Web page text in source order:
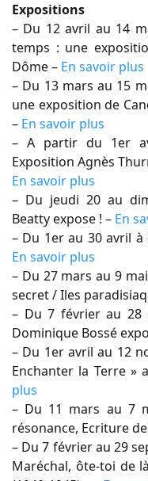
Expositions
– Du 12 avril au 14
temps : une
Dôme – En savoir plus
– Du 13 mars au 15
une exposition de
– En savoir plus
– A partir du 1er
Exposition Agnès
En savoir plus
– Du jeudi 20 au
Beatty expose ! – En
– Du 1er au 30 avril à
En savoir plus
– Du 27 mars au 9
secret / Iles
– Du 7 février au 28
Dominique Bossé
– Du 1er avril au 12
Enchanter la Terre »
plus
– Du 11 mars au 7
résonance, Ecriture
– Du 7 février au 29
Maréchal, ôte-toi de